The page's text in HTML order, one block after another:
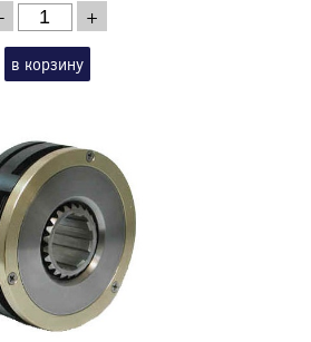
+
в корзину